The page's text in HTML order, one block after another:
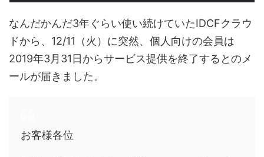
なんだかんだ3年ぐらい使い続けていたIDCFクラウ
ドから、12/11（火）に突然、個人向けの会員は
2019年3月31日からサービス提供を終了するとのメ
ールが届きました。
お客様各位